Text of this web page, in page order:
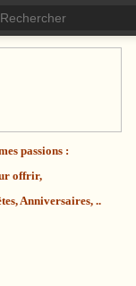
passions :
offrir,
Anniversaires, ..